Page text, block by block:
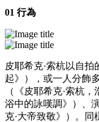
01 行為
皮耶希克·索杭以自
起》），或一人分飾
（《皮耶希克·索杭
浴中的詠嘆調》）、
克·大帝致敬》）。